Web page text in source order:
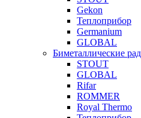
Gekon
Теплоприбор
Germanium
GLOBAL
Биметаллические
STOUT
GLOBAL
Rifar
ROMMER
Royal Thermo